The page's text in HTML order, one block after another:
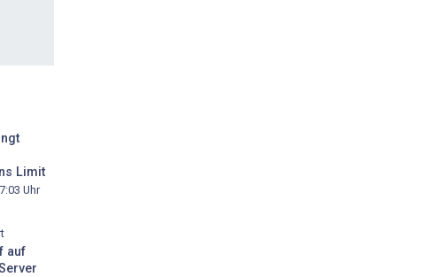
Limit
Uhr
auf